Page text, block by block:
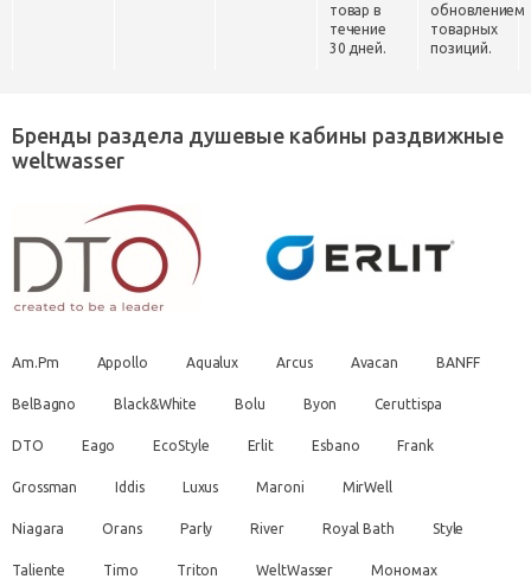
товар в
течение
30 дней.
обновлением
товарных
позиций.
Бренды раздела душевые кабины раздвижные
weltwasser
Am.Pm Appollo Aqualux Arcus Avacan BANFF
BelBagno Black&White Bolu Byon Ceruttispa
DTO Eago EcoStyle Erlit Esbano Frank
Grossman Iddis Luxus Maroni MirWell
Niagara Orans Parly River Royal Bath Style
Taliente Timo Triton WeltWasser Мономах